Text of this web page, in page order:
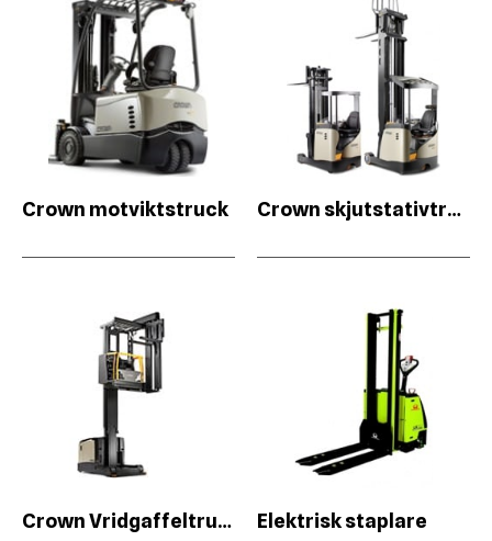
Crown motviktstruck Crown skjutstativtruck
Crown Vridgaffeltruck Elektrisk staplare